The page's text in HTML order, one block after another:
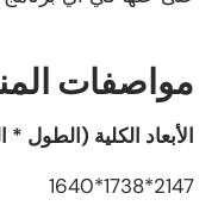
مواصفات
الأبعاد الكلية (الطول
2147*1738*1640